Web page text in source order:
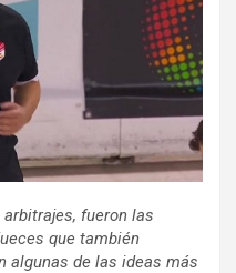
fueron las
que también
algunas de las ideas más